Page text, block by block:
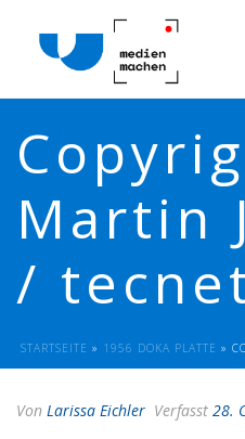
Martin
/
STARTSEITE » 1956 DOKA PLATTE »
Von Larissa Eichler Verfasst 28.